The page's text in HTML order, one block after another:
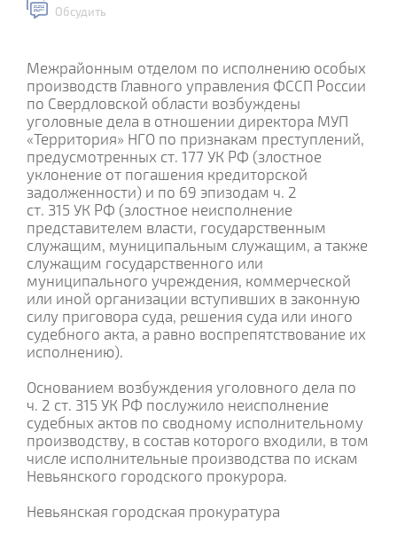
Обсудить
Межрайонным отделом по исполнению особых
производств Главного управления ФССП России
по Свердловской области возбуждены
уголовные дела в отношении директора МУП
«Территория» НГО по признакам преступлений,
предусмотренных ст. 177 УК РФ (злостное
уклонение от погашения кредиторской
задолженности) и по 69 эпизодам ч. 2
ст. 315 УК РФ (злостное неисполнение
представителем власти, государственным
служащим, муниципальным служащим, а также
служащим государственного или
муниципального учреждения, коммерческой
или иной организации вступивших в законную
силу приговора суда, решения суда или иного
судебного акта, а равно воспрепятствование их
исполнению).
Основанием возбуждения уголовного дела по
ч. 2 ст. 315 УК РФ послужило неисполнение
судебных актов по сводному исполнительному
производству, в состав которого входили, в том
числе исполнительные производства по искам
Невьянского городского прокурора.
Невьянская городская прокуратура